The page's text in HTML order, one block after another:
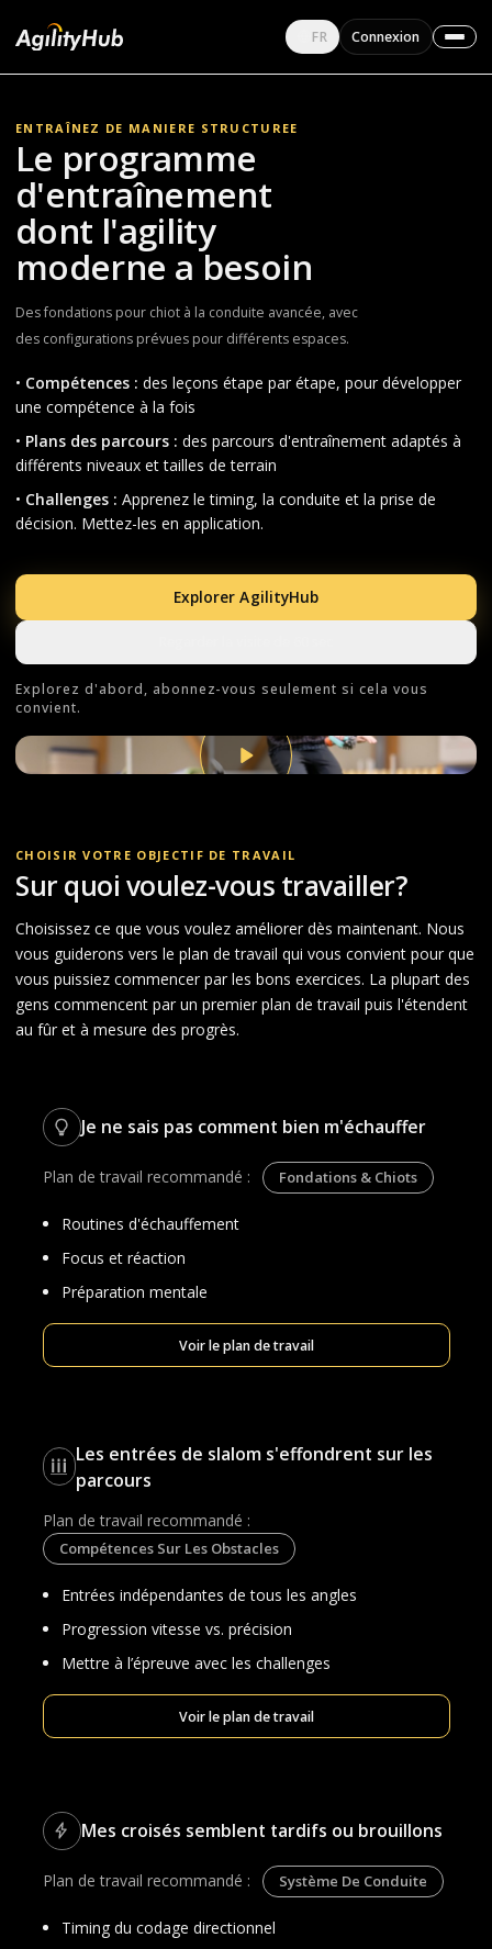
FR
Changer de langue
Français
Connexion
ENTRAÎNEZ DE MANIERE STRUCTUREE
Le programme
d'entraînement
dont l'agility
moderne a besoin
Des fondations pour chiot à la conduite avancée, avec
des configurations prévues pour différents espaces.
• Compétences : des leçons étape par étape, pour développer
une compétence à la fois
• Plans des parcours : des parcours d'entraînement adaptés à
différents niveaux et tailles de terrain
• Challenges : Apprenez le timing, la conduite et la prise de
décision. Mettez-les en application.
Explorer AgilityHub
Explorez d'abord, abonnez-vous seulement si cela vous
convient.
CHOISIR VOTRE OBJECTIF DE TRAVAIL
Sur quoi voulez-vous travailler?
Choisissez ce que vous voulez améliorer dès maintenant. Nous
vous guiderons vers le plan de travail qui vous convient pour que
vous puissiez commencer par les bons exercices. La plupart des
gens commencent par un premier plan de travail puis l'étendent
au fûr et à mesure des progrès.
Je ne sais pas comment bien m'échauffer
Plan de travail recommandé : Fondations & Chiots
Routines d'échauffement
Focus et réaction
Préparation mentale
Voir le plan de travail
Les entrées de slalom s'effondrent sur les
parcours
Plan de travail recommandé :
Compétences Sur Les Obstacles
Entrées indépendantes de tous les angles
Progression vitesse vs. précision
Mettre à l’épreuve avec les challenges
Voir le plan de travail
Mes croisés semblent tardifs ou brouillons
Plan de travail recommandé : Système De Conduite
Timing du codage directionnel